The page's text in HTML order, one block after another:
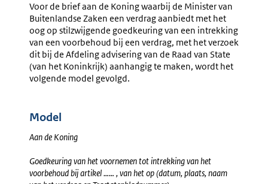
Goedkeuring
Verdrag
Verdrag
Voor de brief aan de Koning waarbij de Minister van
Buitenlandse Zaken een verdrag aanbiedt met het
oog op stilzwijgende goedkeuring van een intrekking
van een voorbehoud bij een verdrag, met het verzoek
dit bij de Afdeling advisering van de Raad van State
(van het Koninkrijk) aanhangig te maken, wordt het
volgende model gevolgd.
Model
Aan de Koning
Goedkeuring van het voornemen tot intrekking van het
voorbehoud bij artikel …… , van het op (datum, plaats, naam